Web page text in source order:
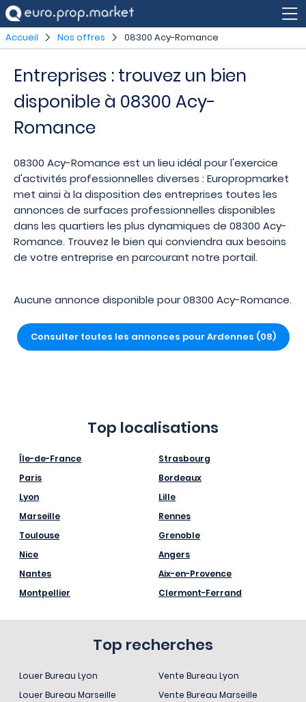
Accueil Nos offres 08300 Acy-Romance
Entreprises : trouvez un bien
disponible à 08300 Acy-
Romance
08300 Acy-Romance est un lieu idéal pour l'exercice
d'activités professionnelles diverses : Europropmarket
met ainsi à la disposition des entreprises toutes les
annonces de surfaces professionnelles disponibles
dans les quartiers les plus dynamiques de 08300 Acy-
Romance. Trouvez le bien qui conviendra aux besoins
de votre entreprise en parcourant notre portail.
Aucune annonce disponible pour 08300 Acy-Romance.
Consulter toutes les annonces pour Ardennes (08)
Top localisations
Île-de-France
Paris
Lyon
Marseille
Toulouse
Nice
Nantes
Montpellier
Strasbourg
Bordeaux
Lille
Rennes
Grenoble
Angers
Aix-en-Provence
Clermont-Ferrand
Top recherches
Louer Bureau Lyon
Louer Bureau Marseille
Vente Bureau Lyon
Vente Bureau Marseille